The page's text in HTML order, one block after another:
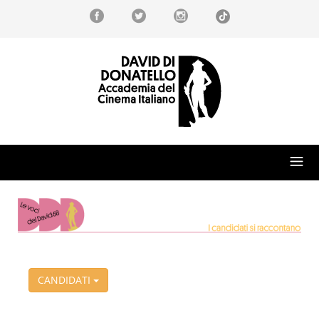
CANDIDATI